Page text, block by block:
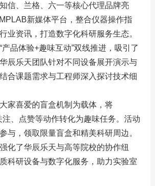
信、兰格、六一等核心代理品牌亮
新媒体平台，整合仪器操作指
业资讯，打造数字化科研服务生态。
品体验+趣味互动”双线推进，吸引了
辰乐天团队针对不同设备展开演示与
合课题需求与工程师深入探讨技术细
家喜爱的盲盒机制为载体，将
、点赞等动作转化为趣味任务。活动
与，领取限量盲盒和精美科研周边。
化了华辰乐天与高等院校的协作纽
科研设备与数字化服务，助力实验室